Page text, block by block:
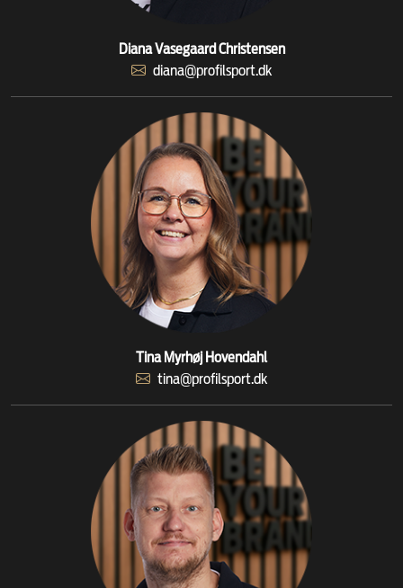
Diana Vasegaard Christensen
diana@profilsport.dk
Tina Myrhøj Hovendahl
tina@profilsport.dk